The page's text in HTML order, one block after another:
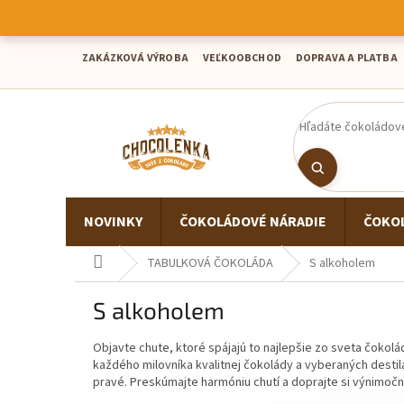
obsah
ZAKÁZKOVÁ VÝROBA VEĽKOOBCHOD DOPRAVA A PLATBA
NOVINKY ČOKOLÁDOVÉ NÁRADIE
Domov TABULKOVÁ ČOKOLÁDA S alkoholem
S alkoholem
Objavte chute, ktoré spájajú to najlepšie zo sveta
každého milovníka kvalitnej čokolády a vyberaných
pravé. Preskúmajte harmóniu chutí a doprajte si